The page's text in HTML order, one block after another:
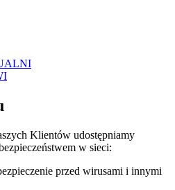
Klientów udostępniamy
w sieci:
przed wirusami i innymi